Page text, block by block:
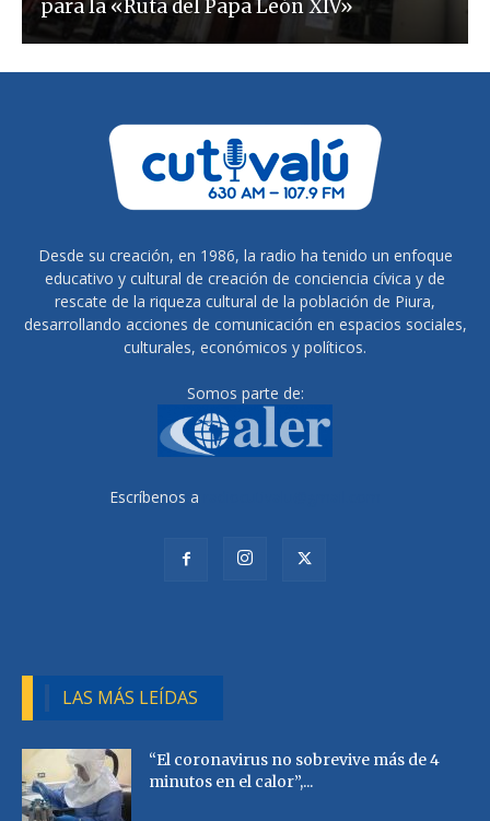
para la «Ruta del Papa León XIV»
Desde su creación, en 1986, la radio ha tenido un enfoque
educativo y cultural de creación de conciencia cívica y de
rescate de la riqueza cultural de la población de Piura,
desarrollando acciones de comunicación en espacios sociales,
culturales, económicos y políticos.
Somos parte de:
Escríbenos a
LAS MÁS LEÍDAS
“El coronavirus no sobrevive más de 4
minutos en el calor”,...